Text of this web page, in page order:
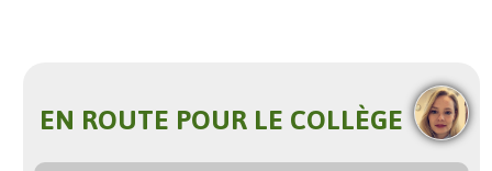
EN ROUTE POUR LE COLLÈGE